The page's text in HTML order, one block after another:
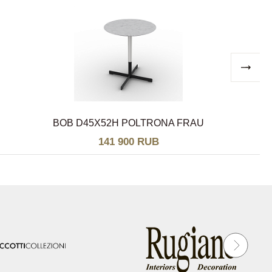
BOB D45Х52H POLTRONA FRAU
141 900 RUB